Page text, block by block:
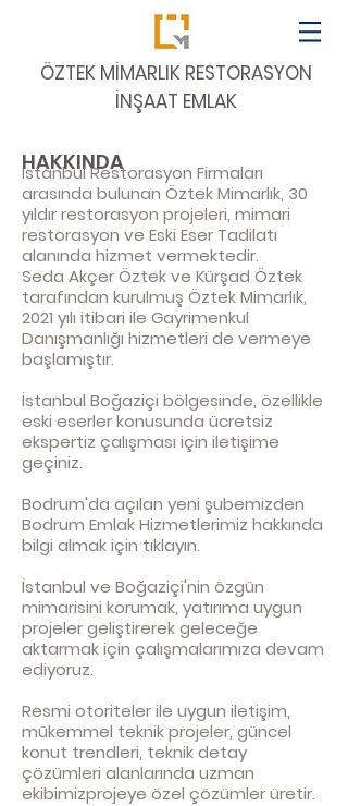
​ÖZTEK MİMARLIK RESTORASYON
İNŞAAT EMLAK
HAKKINDA
İstanbul Restorasyon Firmaları
arasında bulunan Öztek Mimarlık, 30
yıldır restorasyon projeleri, mimari
restorasyon ve Eski Eser Tadilatı
alanında hizmet vermektedir.
Seda Akçer Öztek ve Kürşad Öztek
tarafından kurulmuş Öztek Mimarlık,
2021 yılı itibari ile Gayrimenkul
Danışmanlığı hizmetleri de vermeye
başlamıştır.
İstanbul Boğaziçi bölgesinde, özellikle
eski eserler konusunda ücretsiz
ekspertiz çalışması için iletişime
geçiniz.
Bodrum'da açılan yeni şubemizden
Bodrum Emlak Hizmetlerimiz hakkında
bilgi almak için tıklayın.
İstanbul ve Boğaziçi'nin özgün
mimarisini korumak, yatırıma uygun
projeler geliştirerek geleceğe
aktarmak için çalışmalarımıza devam
ediyoruz.
Resmi otoriteler ile uygun iletişim,
mükemmel teknik projeler, güncel
konut trendleri, teknik detay
çözümleri alanlarında uzman
ekibimizprojeye özel çözümler üretir.